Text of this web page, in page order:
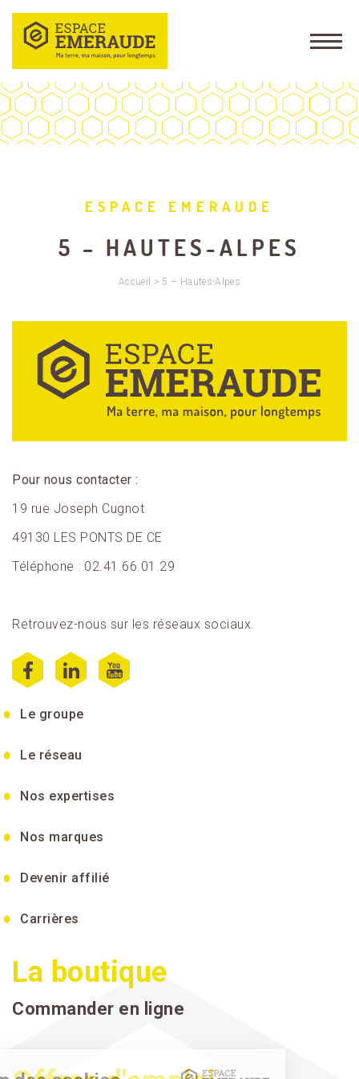
ESPACE EMERAUDE
5 – HAUTES-ALPES
Accueil > 5 – Hautes-Alpes
Pour nous contacter :
19 rue Joseph Cugnot
49130 LES PONTS DE CE
Téléphone : 02.41.66.01.29
Retrouvez-nous sur les réseaux sociaux.
Le groupe
Le réseau
Nos expertises
Nos marques
Devenir affilié
Carrières
La boutique
Commander en ligne